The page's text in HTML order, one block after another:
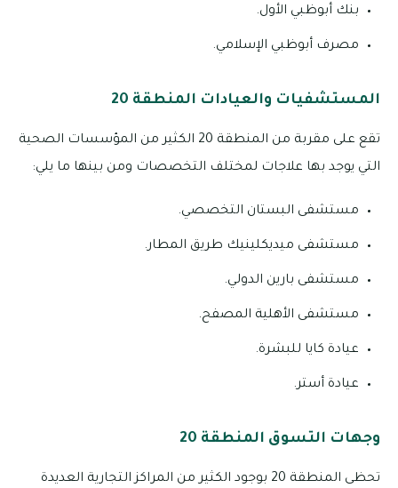
بنك أبوظبي الأول.
مصرف أبوظبي الإسلامي.
المستشفيات والعيادات المنطقة 20
تقع على مقربة من المنطقة 20 الكثير من المؤسسات الصحية
التي يوجد بها علاجات لمختلف التخصصات ومن بينها ما يلي:
مستشفى البستان التخصصي.
مستشفى ميديكلينيك طريق المطار.
مستشفى بارين الدولي.
مستشفى الأهلية المصفح.
عيادة كايا للبشرة.
عيادة أستر.
وجهات التسوق المنطقة 20
تحظى المنطقة 20 بوجود الكثير من المراكز التجارية العديدة